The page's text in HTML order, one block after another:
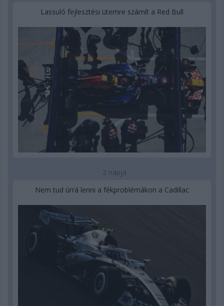
Lassuló fejlesztési ütemre számít a Red Bull
2 napja
Nem tud úrrá lenni a fékproblémákon a Cadillac